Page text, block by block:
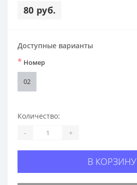
80 руб.
Доступные варианты
* Номер
02
Количество:
- +
В КОРЗИНУ